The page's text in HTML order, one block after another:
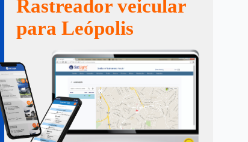
para Leópolis